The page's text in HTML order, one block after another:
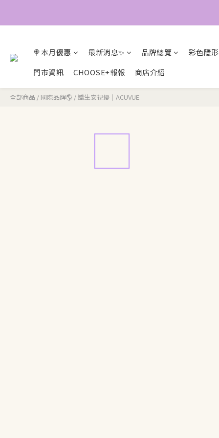
🍭本月優惠 最新消息✨ 品牌總覽
彩色隱
門市資訊
CHOOSE+報報 商店介紹
全部商品 / 國際品牌🌎 /嬌生安視優｜ACUVUE